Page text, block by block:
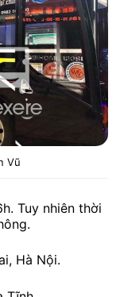
Vũ
Tuy nhiên thời
Hà Nội.